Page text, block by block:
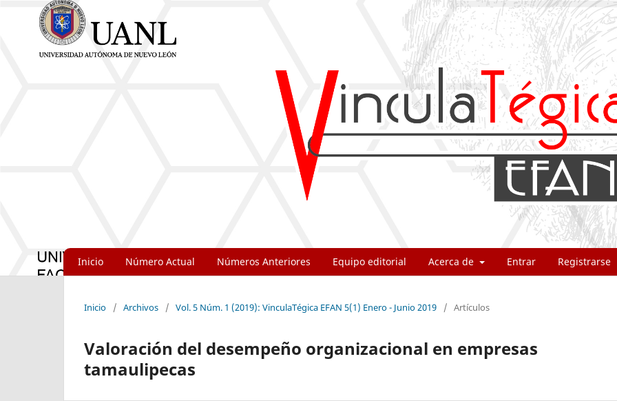
Inicio Número Actual Números Anteriores Equipo editorial Acerca de Entrar Registrarse
Inicio / Archivos / Vol. 5 Núm. 1 (2019): VinculaTégica EFAN 5(1) Enero - Junio 2019 / Artículos
Valoración del desempeño organizacional en empresas
tamaulipecas